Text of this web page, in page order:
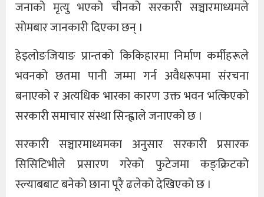
जनाको मृत्यु भएको चीनको सरकारी सञ्चारमाध्यमले
सोमबार जानकारी दिएका छन् ।
हेइलोङजियाङ प्रान्तको किकिहारमा निर्माण कर्मीहरूले
भवनको छतमा पानी जम्मा गर्न अवैधरूपमा संरचना
बनाएको र अत्यधिक भारका कारण उक्त भवन भत्किएको
सरकारी समाचार संस्था सिन्ह्वाले जनाएको छ ।
सरकारी सञ्चारमाध्यमका अनुसार सरकारी प्रसारक
सिसिटिभीले प्रसारण गरेको फुटेजमा कङ्क्रिटको
स्ल्याबबाट बनेको छाना पूरै ढलेको देखिएको छ ।